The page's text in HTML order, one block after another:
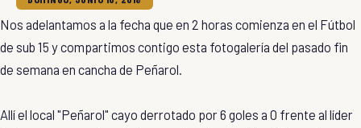
Nos adelantamos a la fecha que en 2 horas comienza en el Fútbol
de sub 15 y compartimos contigo esta fotogalería del pasado fin
de semana en cancha de Peñarol.
Allí el local "Peñarol" cayo derrotado por 6 goles a 0 frente al líder